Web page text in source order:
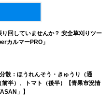
り回していませんか？ 安全草刈りツー
カルマーPRO」
散：ほうれんそう・きゅうり（通
前半）、トマト（後半）【青果市況情
」】